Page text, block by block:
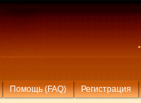
Помощь (FAQ) Регистрация